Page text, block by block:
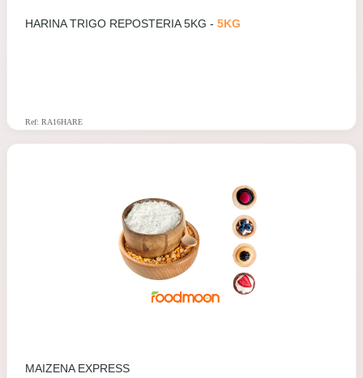
HARINA TRIGO REPOSTERIA 5KG - 5KG
Ref: RA16HARE
MAIZENA EXPRESS